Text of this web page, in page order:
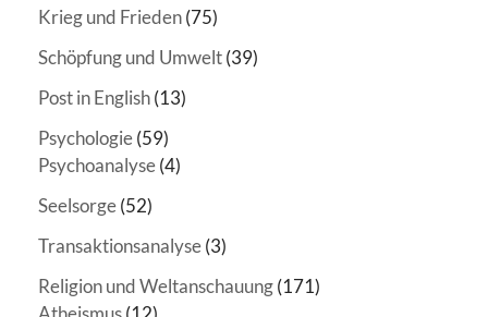
Krieg und Frieden(75)
Schöpfung und Umwelt(39)
Post in English(13)
Psychologie(59)
Psychoanalyse(4)
Seelsorge(52)
Transaktionsanalyse(3)
Religion und Weltanschauung(171)